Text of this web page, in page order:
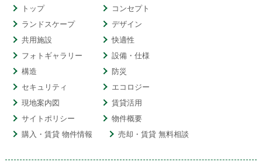
トップ
コンセプト
ランドスケープ
デザイン
共用施設
快適性
フォトギャラリー
設備・仕様
構造
防災
セキュリティ
エコロジー
現地案内図
賃貸活用
サイトポリシー
物件概要
購入・賃貸 物件情報
売却・賃貸 無料相談